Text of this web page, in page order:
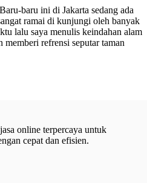
baru ini di Jakarta sedang ada
ramai di kunjungi oleh banyak
lalu saya menulis keindahan alam
refrensi seputar taman
online terpercaya untuk
cepat dan efisien.